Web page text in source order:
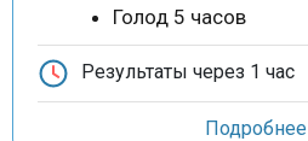
Голод 5 часов
Результаты через 1 час
Подробнее